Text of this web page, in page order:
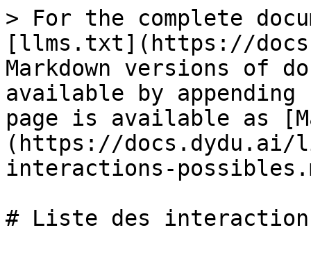
> For the complete
[llms.txt](https://
Markdown versions of
available by
page is available as
(https://
interactions-
# Liste des